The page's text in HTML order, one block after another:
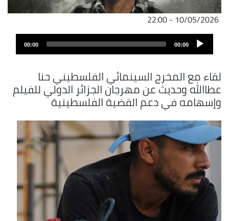
10/05/2026 - 22:00
Audio
Player
00:00
00:00
لقاء مع المخرج السينمائي الفلسطيني حنا
عطاالله وحديث عن مهرجان الجزائر الدولي للفيلم
وإسهامه في دعم القضية الفلسطينية